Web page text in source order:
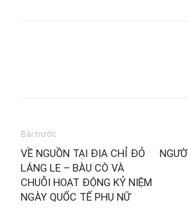
Bài trước
VỀ NGUỒN TẠI ĐỊA CHỈ ĐỎ
LÁNG LE – BÀU CÒ VÀ
CHUỖI HOẠT ĐỘNG KỶ NIỆM
NGÀY QUỐC TẾ PHỤ NỮ